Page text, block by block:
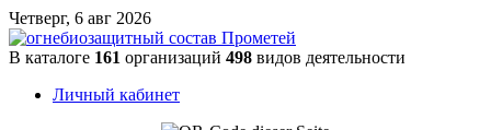
Четверг, 6 авг 2026
В каталоге 161 организаций 498 видов деятельности
Личный кабинет